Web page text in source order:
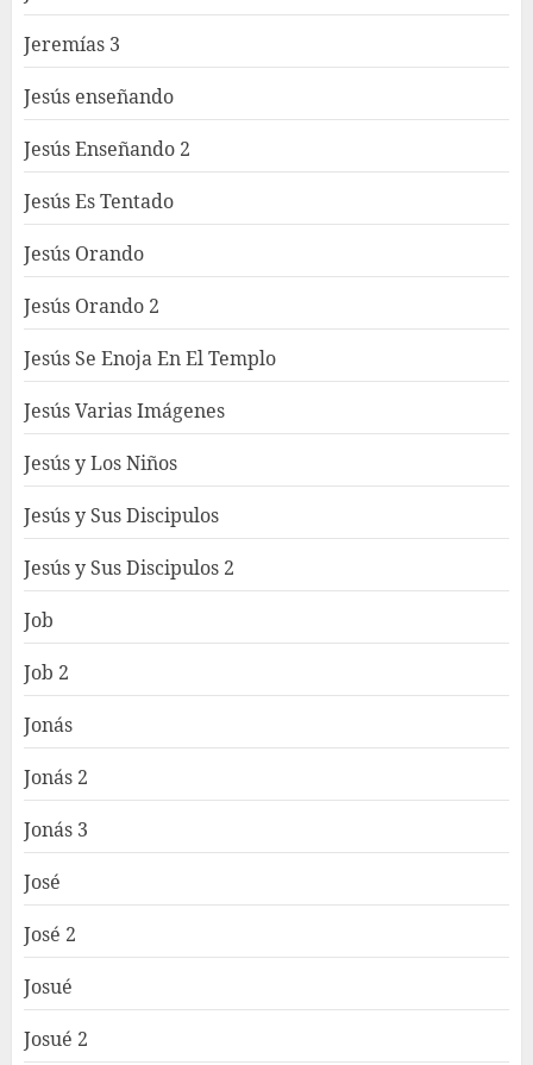
Jeremías 3
Jesús enseñando
Jesús Enseñando 2
Jesús Es Tentado
Jesús Orando
Jesús Orando 2
Jesús Se Enoja En El Templo
Jesús Varias Imágenes
Jesús y Los Niños
Jesús y Sus Discipulos
Jesús y Sus Discipulos 2
Job
Job 2
Jonás
Jonás 2
Jonás 3
José
José 2
Josué
Josué 2